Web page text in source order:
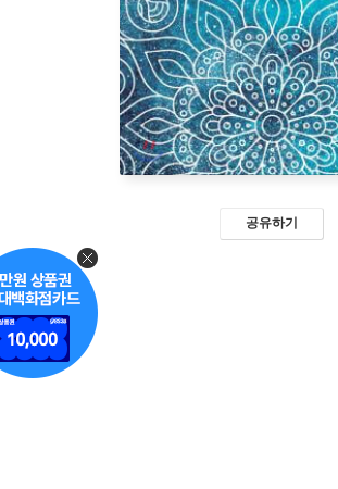
공유하기